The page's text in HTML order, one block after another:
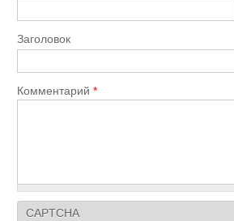
Заголовок
Комментарий*
CAPTCHA